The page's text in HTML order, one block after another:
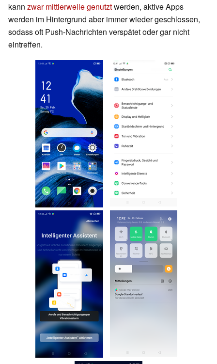
kann zwar mittlerweile genutztwerden, aktive Apps
werden im Hintergrund aber immer wieder geschlossen,
sodass oft Push-Nachrichten verspätet oder gar nicht
eintreffen.